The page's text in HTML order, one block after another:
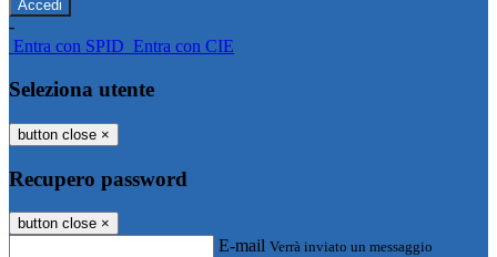
-
Entra con SPID Entra con CIE
Seleziona utente
button close ×
Recupero password
button close ×
E-mail Verrà inviato un messaggio